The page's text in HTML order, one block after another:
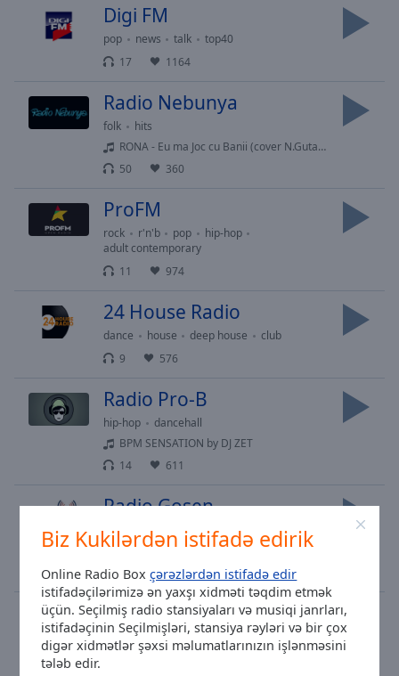
Biz Kukilərdən istifadə edirik
Online Radio Boxçərəzlərdən istifadə edir
istifadəçilərimizə ən yaxşı xidməti təqdim etmək
üçün. Seçilmiş radio stansiyaları və musiqi janrları,
istifadəçinin Seçilmişləri, stansiya rəyləri və bir çox
digər xidmətlər şəxsi məlumatlarınızın işlənməsini
tələb edir.
window.
Digi FM
pop news talk
top40
17
1164
Radio Nebunya
folk
hits
RONA - Eu ma Joc cu Banii (cover N.Guta) Duet Balkanian Dance Style Remix Manele Vechi Remixate
50
360
ProFM
rock r'n'b pop
hip-hop
adult contemporary
11
974
24 House Radio
dance house deep house
club
9
576
Radio Pro-B
hip-hop
dancehall
BPM SENSATION by DJ ZET
14
611
Radio Gosen
christian
gospel
Emanuela Hiticaș-Jertfa Ta mă face fericit
33
250
Disco Mix
disco
The Shorts - Een Beetje Vuur